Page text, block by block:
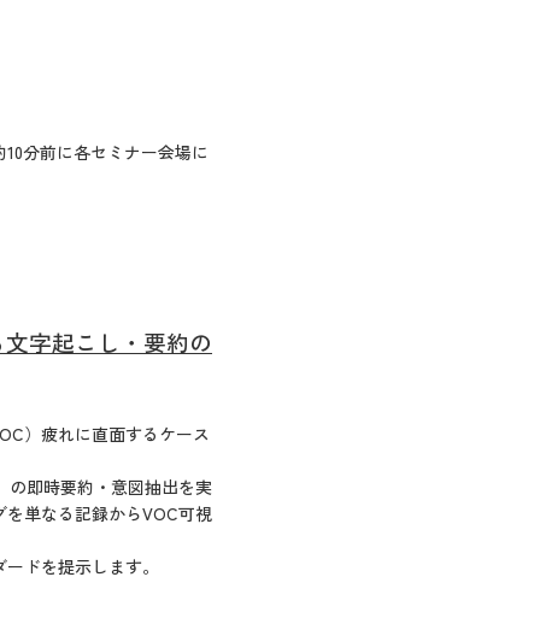
分前に各セミナー会場に
字起こし・要約の
）疲れに直面するケース
の即時要約・意図抽出を実
単なる記録からVOC可視
ドを提示します。